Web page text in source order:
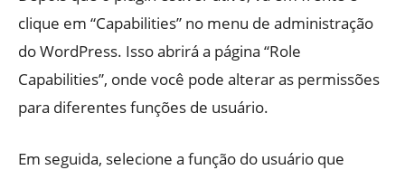
clique em “Capabilities” no menu de administração
do WordPress. Isso abrirá a página “Role
Capabilities”, onde você pode alterar as permissões
para diferentes funções de usuário.
Em seguida, selecione a função do usuário que